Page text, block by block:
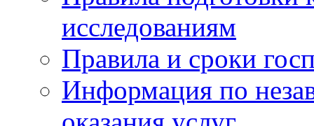
исследованиям
Правила и сроки
Информация по